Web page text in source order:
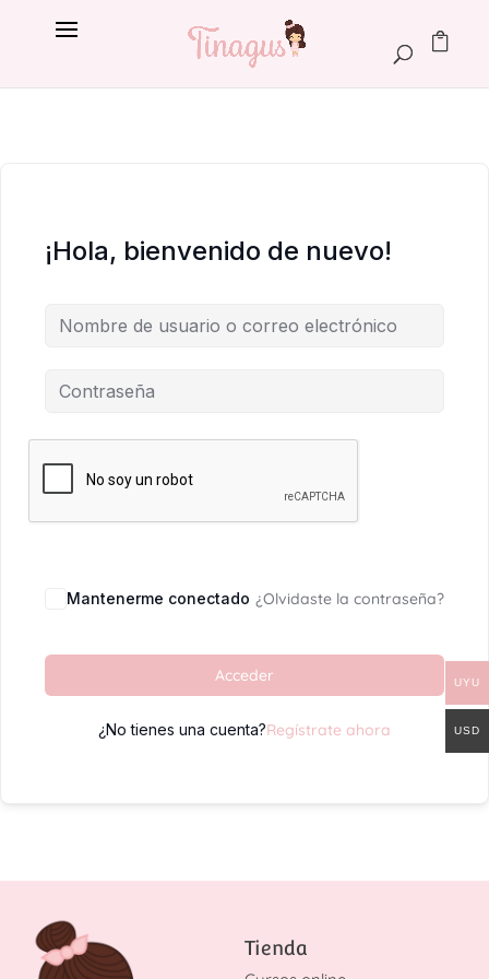
¡Hola, bienvenido de nuevo!
Mantenerme conectado ¿Olvidaste la contraseña?
Acceder
¿No tienes una cuenta?Regístrate ahora
Tienda
UYU
USD